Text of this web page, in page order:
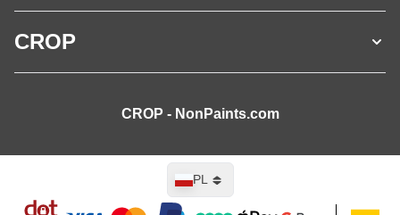
CROP
CROP - NonPaints.com
PL